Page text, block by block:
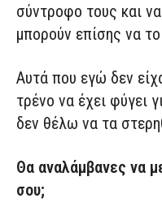
σύντροφο τους και
μπορούν επίσης να
Αυτά που εγώ δεν
τρένο να έχει φύγει
δεν θέλω να τα
Θα αναλάμβανες να
σου;